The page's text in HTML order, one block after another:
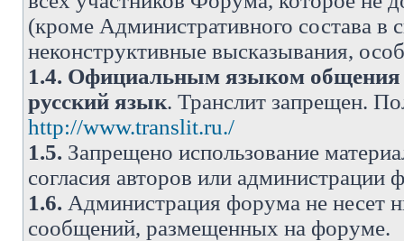
(кроме Административного состава в
неконструктивные высказывания,
1.4. Официальным языком общения
русский язык. Транслит запрещен.
http://www.translit.ru./
1.5. Запрещено использование
согласия авторов или администрации
1.6. Администрация форума не несет
сообщений, размещенных на форуме.